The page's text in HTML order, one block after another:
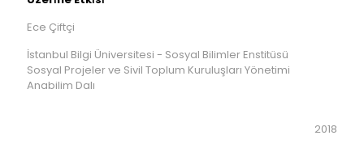
Ece Çiftçi
İstanbul Bilgi Üniversitesi - Sosyal Bilimler Enstitüsü
Sosyal Projeler ve Sivil Toplum Kuruluşları Yönetimi
Anabilim Dalı
2018